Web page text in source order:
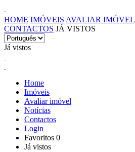
HOME IMÓVEIS AVALIAR IMÓVEL
CONTACTOS JÁ VISTOS
Já vistos
Home
Imóveis
Avaliar imóvel
Notícias
Contactos
Login
Favoritos 0
Já vistos